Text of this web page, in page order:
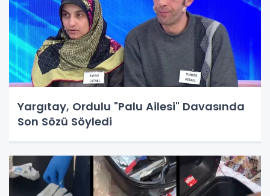
Yargıtay, Ordulu "Palu Ailesi" Davasında
Son Sözü Söyledi